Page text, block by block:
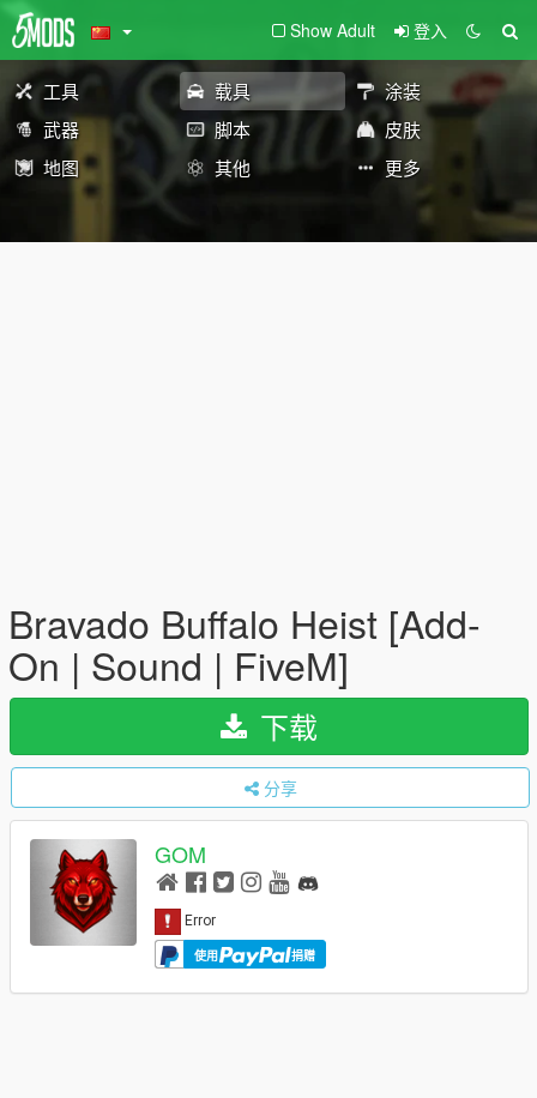
Show Adult 登入
工具 载具
涂装
武器
脚本
皮肤
地图
其他 更多
Bravado Buffalo Heist [Add-
On | Sound | FiveM]
下载
分享
GOM
使用 捐赠